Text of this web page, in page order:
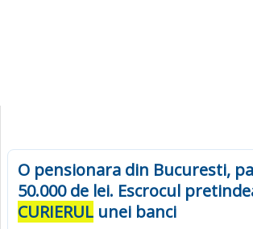
O pensionara din Bucuresti,
50.000 de lei. Escrocul
CURIERUL unei banci